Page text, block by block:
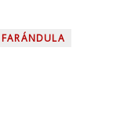
FARÁNDULA